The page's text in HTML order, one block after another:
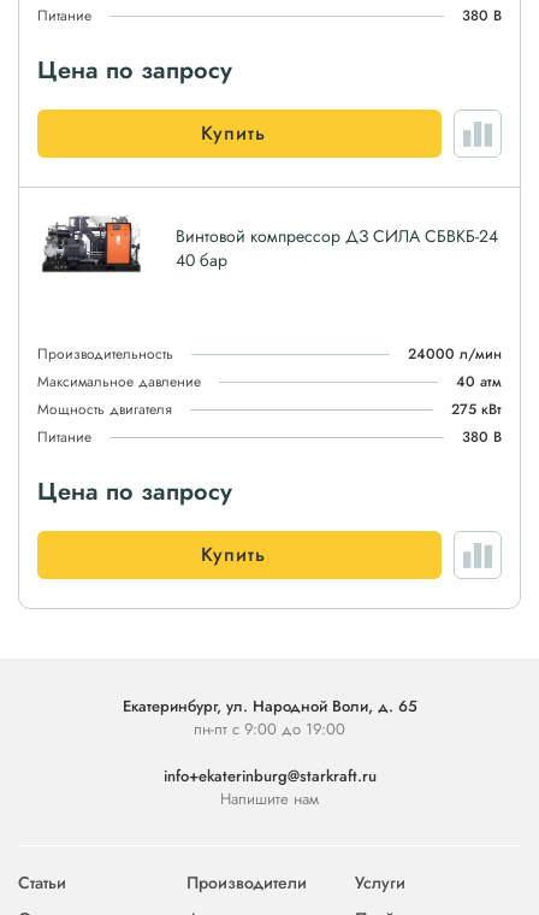
Питание
380 В
Цена по запросу
Купить
Винтовой компрессор ДЗ СИЛА СБВКБ-24
40 бар
Производительность
24000 л/мин
Максимальное давление
40 атм
Мощность двигателя
275 кВт
Питание
380 В
Цена по запросу
Купить
Екатеринбург, ул. Народной Воли, д. 65
пн-пт с 9:00 до 19:00
info+ekaterinburg@starkraft.ru
Напишите нам
Статьи Производители
Услуги